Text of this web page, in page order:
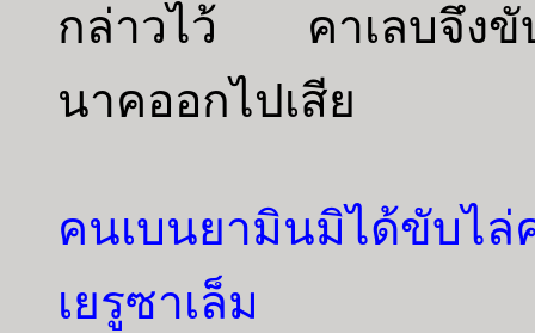
กล่าวไว้ คาเลบจึงขั
นาคออกไปเสีย
คนเบนยามินมิได้ขับไล่
เยรูซาเล็ม